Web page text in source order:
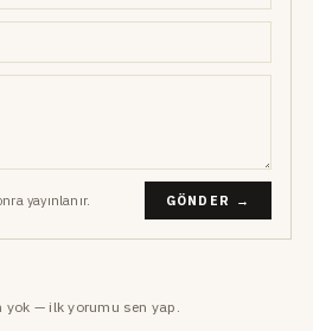
yayınlanır. GÖNDER →
yok — ilk yorumu sen yap.